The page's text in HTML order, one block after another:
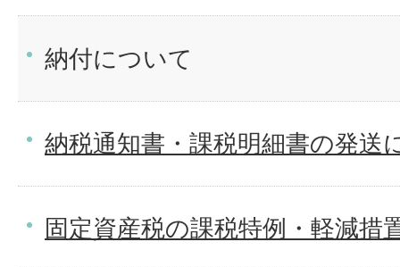
納付について
納税通知書・課税明細書の発送
固定資産税の課税特例・軽減措